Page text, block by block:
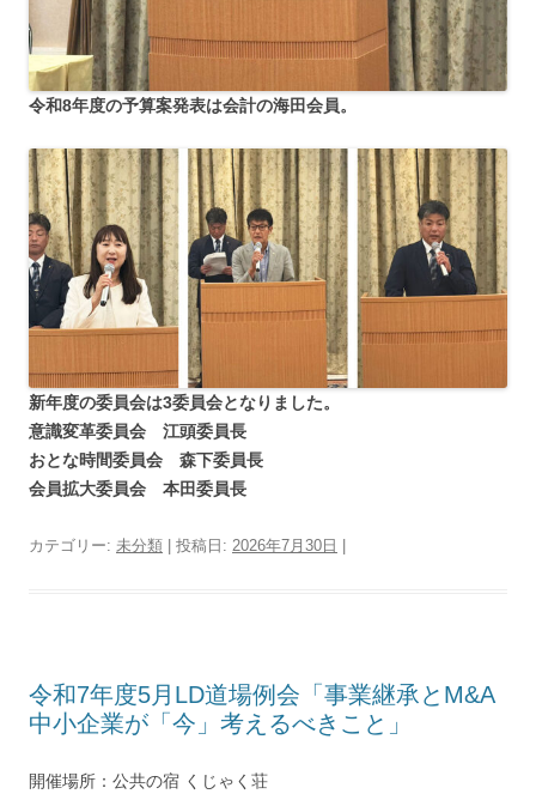
令和8年度の予算案発表は会計の海田会員。
新年度の委員会は3委員会となりました。
意識変革委員会 江頭委員長
おとな時間委員会 森下委員長
会員拡大委員会 本田委員長
カテゴリー: 未分類 | 投稿日: 2026年7月30日
令和7年度5月LD道場例会「事業継承とM&A
中小企業が「今」考えるべきこと」
開催場所：公共の宿 くじゃく荘